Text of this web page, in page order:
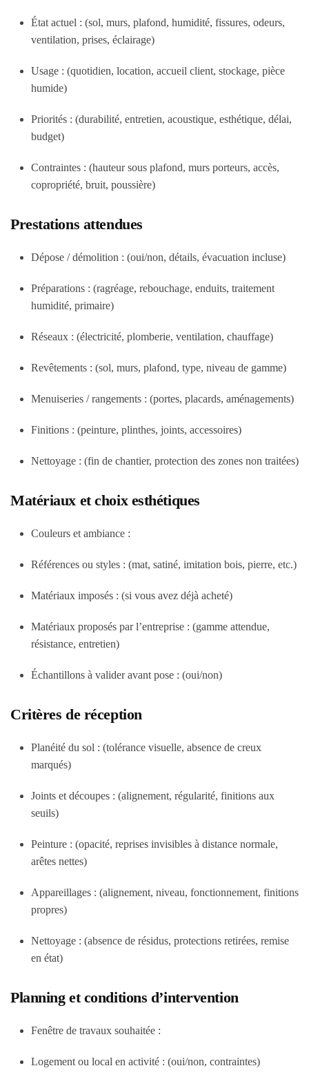
État actuel : (sol, murs, plafond, humidité, fissures, odeurs,
ventilation, prises, éclairage)
Usage : (quotidien, location, accueil client, stockage, pièce
humide)
Priorités : (durabilité, entretien, acoustique, esthétique, délai,
budget)
Contraintes : (hauteur sous plafond, murs porteurs, accès,
copropriété, bruit, poussière)
Prestations attendues
Dépose / démolition : (oui/non, détails, évacuation incluse)
Préparations : (ragréage, rebouchage, enduits, traitement
humidité, primaire)
Réseaux : (électricité, plomberie, ventilation, chauffage)
Revêtements : (sol, murs, plafond, type, niveau de gamme)
Menuiseries / rangements : (portes, placards, aménagements)
Finitions : (peinture, plinthes, joints, accessoires)
Nettoyage : (fin de chantier, protection des zones non traitées)
Matériaux et choix esthétiques
Couleurs et ambiance :
Références ou styles : (mat, satiné, imitation bois, pierre, etc.)
Matériaux imposés : (si vous avez déjà acheté)
Matériaux proposés par l’entreprise : (gamme attendue,
résistance, entretien)
Échantillons à valider avant pose : (oui/non)
Critères de réception
Planéité du sol : (tolérance visuelle, absence de creux
marqués)
Joints et découpes : (alignement, régularité, finitions aux
seuils)
Peinture : (opacité, reprises invisibles à distance normale,
arêtes nettes)
Appareillages : (alignement, niveau, fonctionnement, finitions
propres)
Nettoyage : (absence de résidus, protections retirées, remise
en état)
Planning et conditions d’intervention
Fenêtre de travaux souhaitée :
Logement ou local en activité : (oui/non, contraintes)